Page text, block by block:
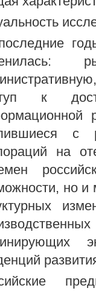
к
с
на
но